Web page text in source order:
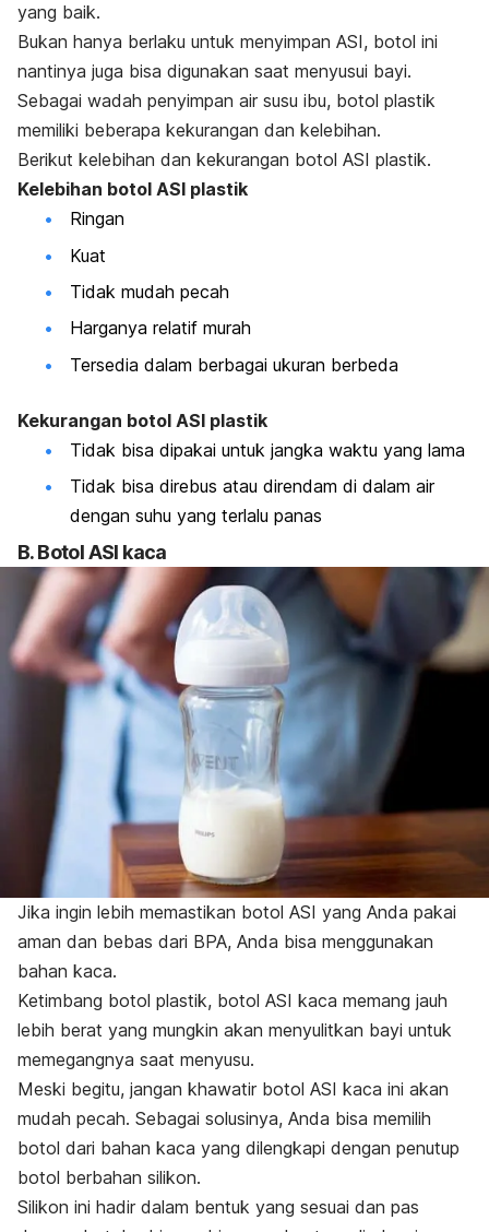
yang baik.
Bukan hanya berlaku untuk menyimpan ASI, botol ini
nantinya juga bisa digunakan saat menyusui bayi.
Sebagai wadah penyimpan air susu ibu, botol plastik
memiliki beberapa kekurangan dan kelebihan.
Berikut kelebihan dan kekurangan botol ASI plastik.
Kelebihan botol ASI plastik
Ringan
Kuat
Tidak mudah pecah
Harganya relatif murah
Tersedia dalam berbagai ukuran berbeda
Kekurangan botol ASI plastik
Tidak bisa dipakai untuk jangka waktu yang lama
Tidak bisa direbus atau direndam di dalam air
dengan suhu yang terlalu panas
B. Botol ASI kaca
Jika ingin lebih memastikan botol ASI yang Anda pakai
aman dan bebas dari BPA, Anda bisa menggunakan
bahan kaca.
Ketimbang botol plastik, botol ASI kaca memang jauh
lebih berat yang mungkin akan menyulitkan bayi untuk
memegangnya saat menyusu.
Meski begitu, jangan khawatir botol ASI kaca ini akan
mudah pecah. Sebagai solusinya, Anda bisa memilih
botol dari bahan kaca yang dilengkapi dengan penutup
botol berbahan silikon.
Silikon ini hadir dalam bentuk yang sesuai dan pas